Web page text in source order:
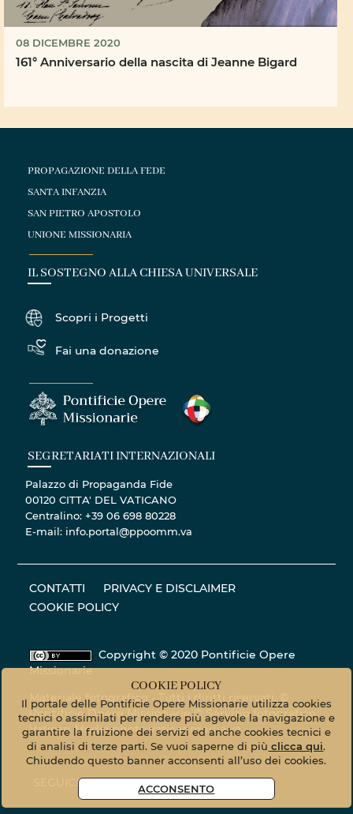
08 DICEMBRE 2020
161° Anniversario della nascita di Jeanne Bigard
PROPAGAZIONE DELLA FEDE
SANTA INFANZIA
SAN PIETRO APOSTOLO
UNIONE MISSIONARIA
IL SOSTEGNO ALLA CHIESA UNIVERSALE
Scopri i Progetti
Fai una donazione
SEGRETARIATI INTERNAZIONALI
Palazzo di Propaganda Fide
00120 CITTA' DEL VATICANO
Centralino: +39 06 698 80228
E-mail: info.portal@ppoomm.va
CONTATTI
PRIVACY E DISCLAIMER
COOKIE POLICY
Copyright © 2020 Pontificie Opere
Missionarie
Materiale fotografico - Tutti i diritti riservati. ©
Pontificie Opere Missionarie © Servizio fotografico
Vatican Mediaphoto.vaticanmedia.va
SEGUICI
COOKIE POLICY
Il portale delle Pontificie Opere Missionarie utilizza cookies
tecnici o assimilati per rendere più agevole la navigazione e
garantire la fruizione dei servizi ed anche cookies tecnici e
di analisi di terze parti. Se vuoi saperne di più clicca qui.
Chiudendo questo banner acconsenti all’uso dei cookies.
ACCONSENTO